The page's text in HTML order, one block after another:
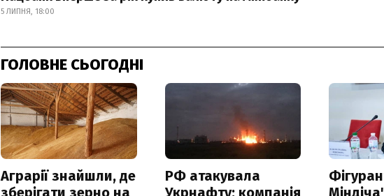
5 ЛИПНЯ, 18:00
ГОЛОВНЕ СЬОГОДНІ
Аграрії знайшли, де
РФ атакувала